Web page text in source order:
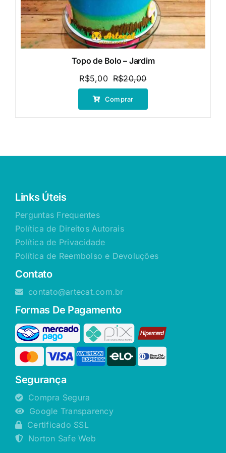
Topo de Bolo – Jardim
R$20,00O
preço
era:
R$5,00
O
preço
é:
Comprar
Links Úteis
Perguntas Frequentes
Política de Direitos Autorais
Política de Privacidade
Política de Reembolso e Devoluções
Contato
contato@artecat.com.br
Formas De Pagamento
Segurança
Compra Segura
Google Transparency
Certificado SSL
Norton Safe Web